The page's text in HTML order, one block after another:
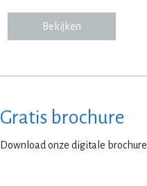
Bekijken
Gratis brochure
Download onze digitale brochure